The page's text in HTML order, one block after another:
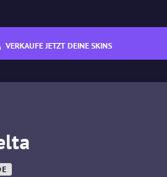
VERKAUFE JETZT DEINE SKINS